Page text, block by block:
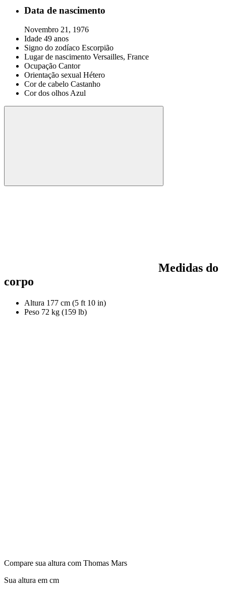
Data de nascimento
Novembro 21, 1976
Idade 49 anos
Signo do zodíaco Escorpião
Lugar de nascimento Versailles, France
Ocupação Cantor
Orientação sexual Hétero
Cor de cabelo Castanho
Cor dos olhosAzul
Medidas do
corpo
Altura 177 cm (5 ft 10 in)
Peso 72 kg (159 lb)
Compare sua altura com Thomas Mars
Sua altura em cm